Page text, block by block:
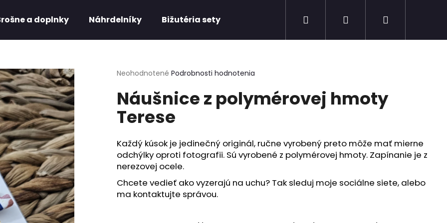
a doplnky Náhrdelníky Bižutéria sety VýpredajHľadať Prihlásenie
Priemerné
produktu
je
0,0
hviezdičiek.
Neohodnotené Podrobnosti hodnotenia
Náušnice z polymérovej hmoty
Terese
Každý kúsok je jedinečný originál, ručne vyrobený preto môže mať mierne
odchýlky oproti fotografii. Sú vyrobené z polymérovej hmoty. Zapínanie je z
nerezovej ocele.
Chcete vedieť ako vyzerajú na uchu? Tak sleduj moje sociálne siete, alebo
ma kontaktujte správou.
HĽADAŤ
Odporúčame